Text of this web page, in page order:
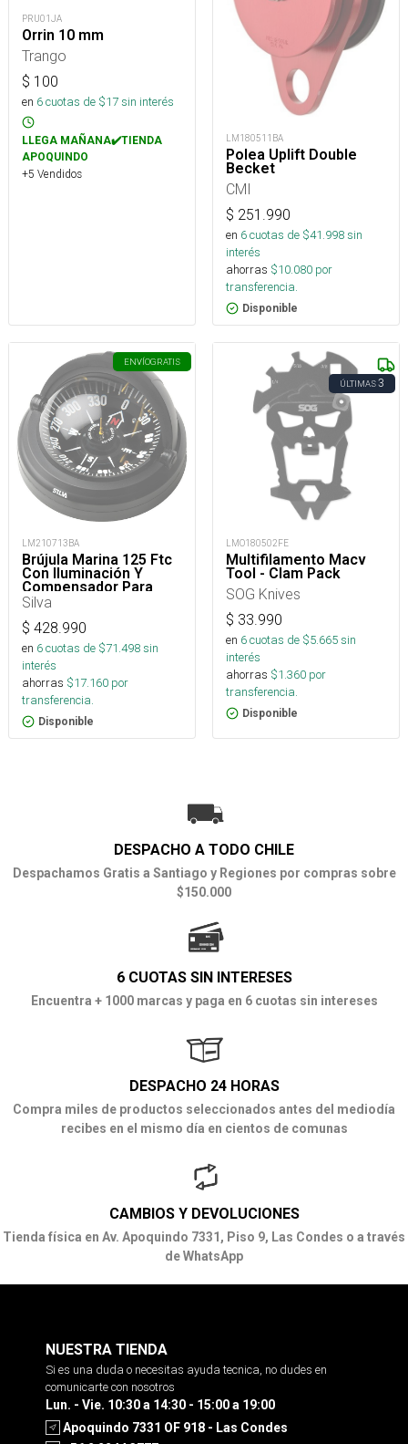
PRU01JA
Orrin 10 mm
Trango
$ 100
en 6cuotas de $17sin interés
LLEGA MAÑANA✔️TIENDA
APOQUINDO
+5 Vendidos
LM180511BA
Polea Uplift Double
Becket
CMI
$ 251.990
en 6cuotas de $41.998sin
interés
ahorras $10.080 por
transferencia.
Disponible
ENVÍOGRATIS
LM210713BA
Brújula Marina 125 Ftc
Con Iluminación Y
Compensador Para
Embarcaciones
Silva
$ 428.990
en 6cuotas de $71.498sin
interés
ahorras $17.160 por
transferencia.
Disponible
ÚLTIMAS3
LMO180502FE
Multifilamento Macv
Tool - Clam Pack
SOG Knives
$ 33.990
en 6cuotas de $5.665sin
interés
ahorras $1.360 por
transferencia.
Disponible
DESPACHO A TODO CHILE
Despachamos Gratis a Santiago y Regiones por compras sobre
$150.000
6 CUOTAS SIN INTERESES
Encuentra + 1000 marcas y paga en 6 cuotas sin intereses
DESPACHO 24 HORAS
Compra miles de productos seleccionados antes del mediodía
recibes en el mismo día en cientos de comunas
CAMBIOS Y DEVOLUCIONES
Tienda física en Av. Apoquindo 7331, Piso 9, Las Condes o a través
de WhatsApp
NUESTRA TIENDA
Si es una duda o necesitas ayuda tecnica, no dudes en
comunicarte con nosotros
Lun. - Vie. 10:30 a 14:30 - 15:00 a 19:00
Apoquindo 7331 OF 918 - Las Condes